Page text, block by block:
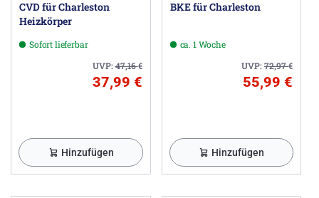
CVD für Charleston
Heizkörper
Sofort lieferbar
UVP:47,16€
37,99 €
Hinzufügen
BKE für Charleston
ca. 1 Woche
UVP:72,97€
55,99 €
Hinzufügen